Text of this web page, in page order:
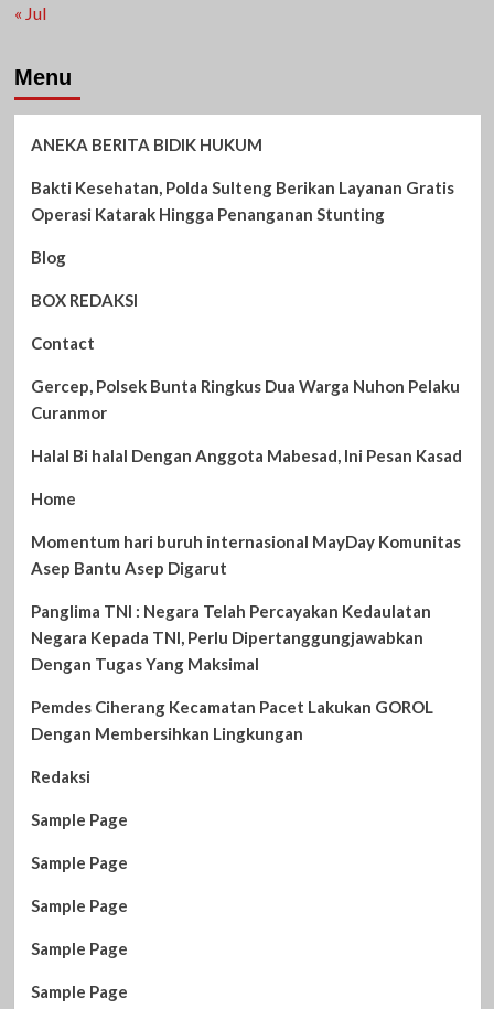
« Jul
Menu
ANEKA BERITA BIDIK HUKUM
Bakti Kesehatan, Polda Sulteng Berikan Layanan Gratis
Operasi Katarak Hingga Penanganan Stunting
Blog
BOX REDAKSI
Contact
Gercep, Polsek Bunta Ringkus Dua Warga Nuhon Pelaku
Curanmor
Halal Bi halal Dengan Anggota Mabesad, Ini Pesan Kasad
Home
Momentum hari buruh internasional MayDay Komunitas
Asep Bantu Asep Digarut
Panglima TNI : Negara Telah Percayakan Kedaulatan
Negara Kepada TNI, Perlu Dipertanggungjawabkan
Dengan Tugas Yang Maksimal
Pemdes Ciherang Kecamatan Pacet Lakukan GOROL
Dengan Membersihkan Lingkungan
Redaksi
Sample Page
Sample Page
Sample Page
Sample Page
Sample Page